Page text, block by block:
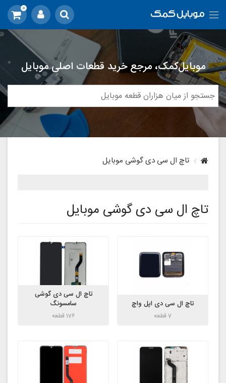
0
موبایل‌کمک، مرجع خرید قطعات اصلی موبایل
تاچ ال سی دی گوشی موبایل
تاچ ال سی دی گوشی موبایل
تاچ ال سی دی اپل واچ
7 قطعه
تاچ ال سی دی گوشی
سامسونگ
176 قطعه